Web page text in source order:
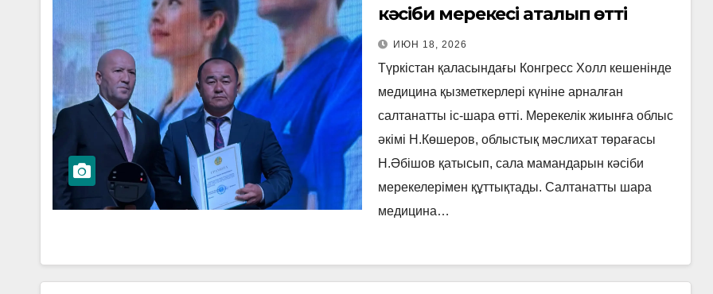
кәсіби мерекесі аталып өтті
ИЮН 18, 2026
Түркістан қаласындағы Конгресс Холл кешенінде
медицина қызметкерлері күніне арналған
салтанатты іс-шара өтті. Мерекелік жиынға облыс
әкімі Н.Көшеров, облыстық мәслихат төрағасы
Н.Әбішов қатысып, сала мамандарын кәсіби
мерекелерімен құттықтады. Салтанатты шара
медицина…